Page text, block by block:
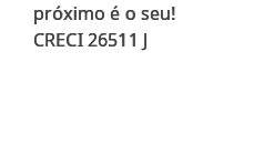
próximo é o seu!